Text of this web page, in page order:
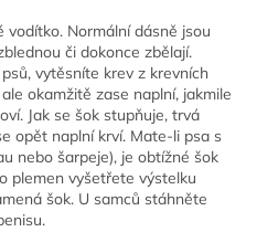
Normální dásně jsou
či dokonce zbělají.
vytěsníte krev z krevních
okamžitě zase naplní, jakmile
Jak se šok stupňuje, trvá
opět naplní krví. Mate-li psa s
nebo šarpeje), je obtížné šok
plemen vyšetřete výstelku
šok. U samců stáhněte